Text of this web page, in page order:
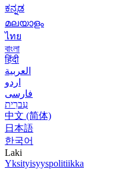
ಕನ್ನಡ
മലയാളം
ไทย
বাংলা
हिंदी
العربية
اردو
فارسی
עִברִית
中文 (简体)
日本語
한국어
Laki
Yksityisyyspolitiikka